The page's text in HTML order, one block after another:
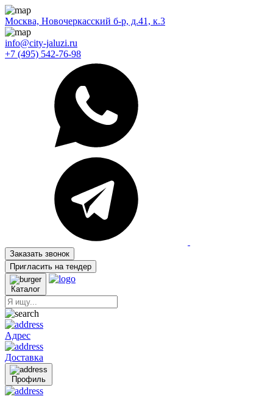
Москва, Новочеркасский б-р, д.41, к.3
info@city-jaluzi.ru
+7 (495) 542-76-98
Заказать звонок
Пригласить на тендер
Каталог
Адрес
Доставка
Профиль